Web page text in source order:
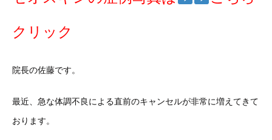
クリック
院長の佐藤です。
最近、急な体調不良による直前のキャンセルが非常に増えてきて
おります。